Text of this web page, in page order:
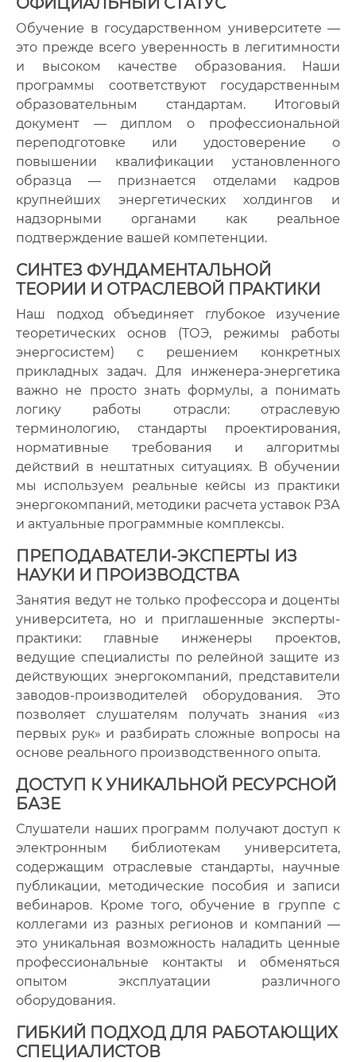
Обучение в государственном университете —
это прежде всего уверенность в легитимности
и высоком качестве образования. Наши
программы соответствуют государственным
образовательным стандартам. Итоговый
документ — диплом о профессиональной
переподготовке или удостоверение о
повышении квалификации установленного
образца — признается отделами кадров
крупнейших энергетических холдингов и
надзорными органами как реальное
подтверждение вашей компетенции.
СИНТЕЗ ФУНДАМЕНТАЛЬНОЙ
ТЕОРИИ И ОТРАСЛЕВОЙ ПРАКТИКИ
Наш подход объединяет глубокое изучение
теоретических основ (ТОЭ, режимы работы
энергосистем) с решением конкретных
прикладных задач. Для инженера-энергетика
важно не просто знать формулы, а понимать
логику работы отрасли: отраслевую
терминологию, стандарты проектирования,
нормативные требования и алгоритмы
действий в нештатных ситуациях. В обучении
мы используем реальные кейсы из практики
энергокомпаний, методики расчета уставок РЗА
и актуальные программные комплексы.
ПРЕПОДАВАТЕЛИ-ЭКСПЕРТЫ ИЗ
НАУКИ И ПРОИЗВОДСТВА
Занятия ведут не только профессора и доценты
университета, но и приглашенные эксперты-
практики: главные инженеры проектов,
ведущие специалисты по релейной защите из
действующих энергокомпаний, представители
заводов-производителей оборудования. Это
позволяет слушателям получать знания «из
первых рук» и разбирать сложные вопросы на
основе реального производственного опыта.
ДОСТУП К УНИКАЛЬНОЙ РЕСУРСНОЙ
БАЗЕ
Слушатели наших программ получают доступ к
электронным библиотекам университета,
содержащим отраслевые стандарты, научные
публикации, методические пособия и записи
вебинаров. Кроме того, обучение в группе с
коллегами из разных регионов и компаний —
это уникальная возможность наладить ценные
профессиональные контакты и обменяться
опытом эксплуатации различного
оборудования.
ГИБКИЙ ПОДХОД ДЛЯ РАБОТАЮЩИХ
СПЕЦИАЛИСТОВ